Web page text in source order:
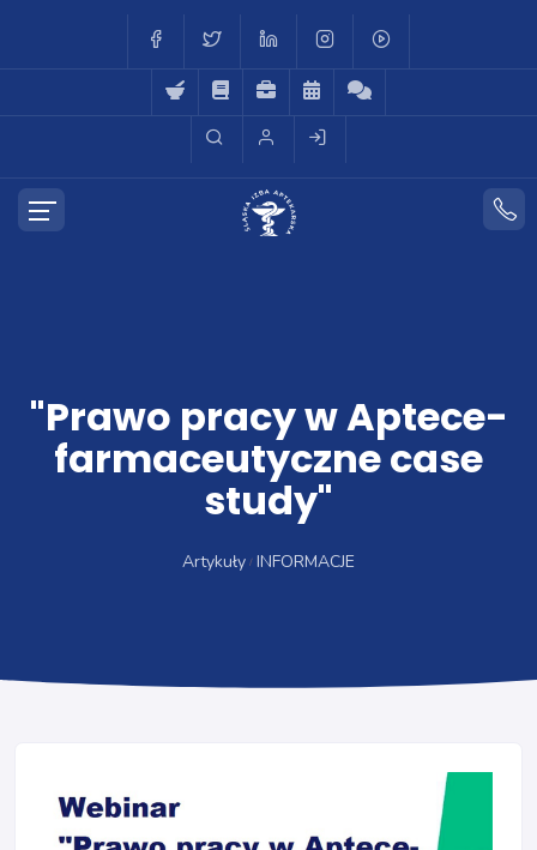
"Prawo pracy w Aptece-
farmaceutyczne case
study"
Artykuły INFORMACJE